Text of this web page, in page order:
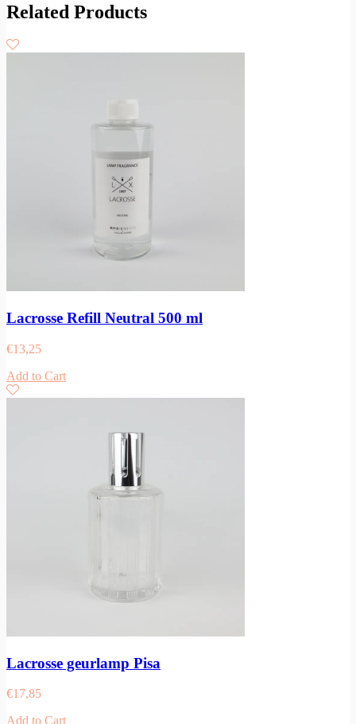
Related Products
Lacrosse Refill Neutral 500 ml
€13,25
Add to Cart
Lacrosse geurlamp Pisa
€17,85
Add to Cart